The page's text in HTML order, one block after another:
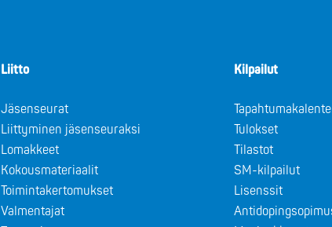
Liitto
Jäsenseurat
Liittyminen jäsenseuraksi
Lomakkeet
Kokousmateriaalit
Toimintakertomukset
Valmentajat
Kilpailut
Tulokset
Tilastot
SM-kilpailut
Lisenssit